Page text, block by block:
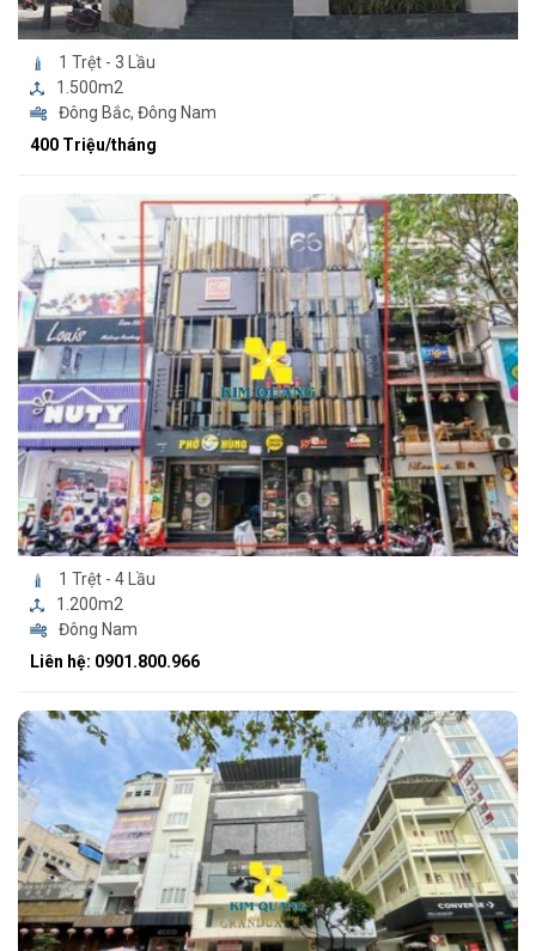
1 Trệt - 3 Lầu
1.500m2
Đông Bắc, Đông Nam
400 Triệu/tháng
1 Trệt - 4 Lầu
1.200m2
Đông Nam
Liên hệ: 0901.800.966